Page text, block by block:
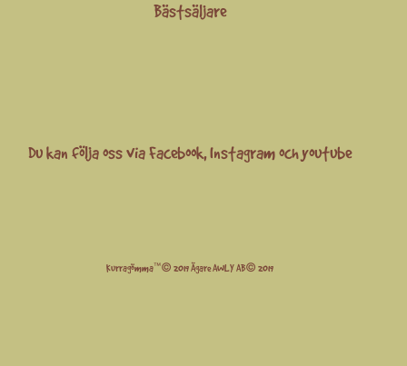
Bästsäljare
Du kan följa oss viaFacebook,Instagramochyoutube
Kurragömma™© 2019 Ägare AWLY AB© 2019